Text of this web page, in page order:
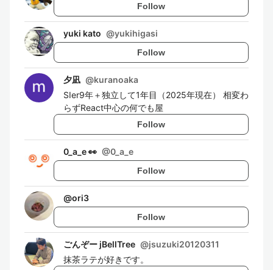
Follow
yuki kato @yukihigasi
Follow
夕凪 @kuranoaka
SIer9年＋独立して1年目（2025年現在） 相変わ
らずReact中心の何でも屋
Follow
0_a_e 👀 @0_a_e
Follow
@ori3
Follow
ごんぞー jBellTree @jsuzuki20120311
抹茶ラテが好きです。